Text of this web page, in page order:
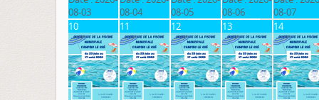
08-03
08-04
08-05
08-06
08-07
10
11 12 13 14